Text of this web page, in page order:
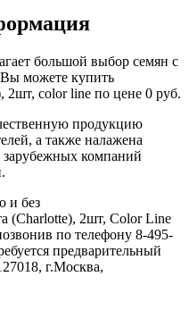
большой выбор семян с
Вы можете купить
2шт, color line по цене 0 руб.
продукцию
а также налажена
зарубежных компаний
и без
(Charlotte), 2шт, Color Line
по телефону 8-495-
предварительный
г.Москва,